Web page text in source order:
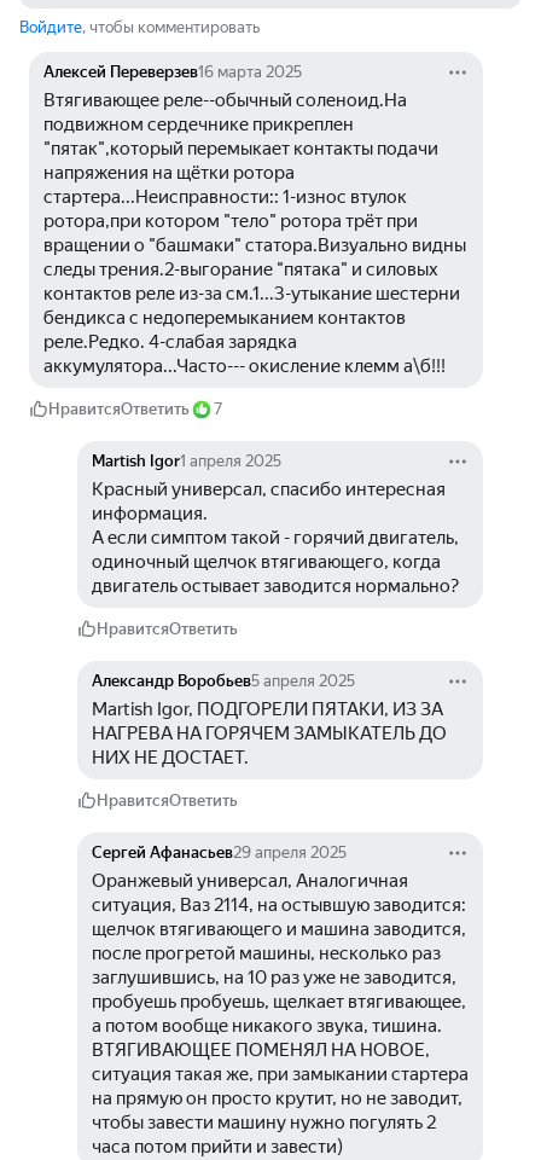
Войдите, чтобы комментировать
Алексей Переверзев16 марта 2025
Втягивающее реле--обычный соленоид.На
подвижном сердечнике прикреплен
"пятак",который перемыкает контакты подачи
напряжения на щётки ротора
стартера...Неисправности:: 1-износ втулок
ротора,при котором "тело" ротора трёт при
вращении о "башмаки" статора.Визуально видны
следы трения.2-выгорание "пятака" и силовых
контактов реле из-за см.1...3-утыкание шестерни
бендикса с недоперемыканием контактов
реле.Редко. 4-слабая зарядка
аккумулятора...Часто--- окисление клемм а\б!!!
НравитсяОтветить 7
Martish Igor1 апреля 2025
Красный универсал, спасибо интересная
информация.
А если симптом такой - горячий двигатель,
одиночный щелчок втягивающего, когда
двигатель остывает заводится нормально?
НравитсяОтветить
Александр Воробьев5 апреля 2025
Martish Igor, ПОДГОРЕЛИ ПЯТАКИ, ИЗ ЗА
НАГРЕВА НА ГОРЯЧЕМ ЗАМЫКАТЕЛЬ ДО
НИХ НЕ ДОСТАЕТ.
НравитсяОтветить
Сергей Афанасьев29 апреля 2025
Оранжевый универсал, Аналогичная
ситуация, Ваз 2114, на остывшую заводится:
щелчок втягивающего и машина заводится,
после прогретой машины, несколько раз
заглушившись, на 10 раз уже не заводится,
пробуешь пробуешь, щелкает втягивающее,
а потом вообще никакого звука, тишина.
ВТЯГИВАЮЩЕЕ ПОМЕНЯЛ НА НОВОЕ,
ситуация такая же, при замыкании стартера
на прямую он просто крутит, но не заводит,
чтобы завести машину нужно погулять 2
часа потом прийти и завести)